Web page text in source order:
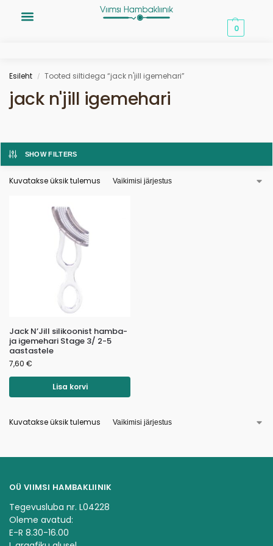
0
Esileht / Tooted siltidega “jack n'jill igemehari”
jack n'jill igemehari
SHOW FILTERS
Kuvatakse üksik tulemus
Jack N’Jill silikoonist hamba-
ja igemehari Stage 3/ 2-5
aastastele
7,60 €
Lisa korvi
Kuvatakse üksik tulemus
OÜ VIIMSI HAMBAKLIINIK
Tegevusluba nr. L04228
Oleme avatud:
E-R 8.30-16.00